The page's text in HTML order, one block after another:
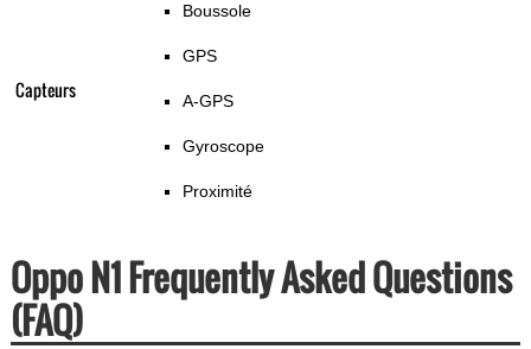
Capteurs
Boussole
GPS
A-GPS
Gyroscope
Proximité
Oppo N1 Frequently Asked Questions
(FAQ)